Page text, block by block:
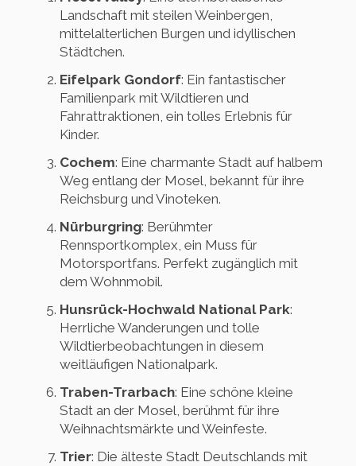
Landschaft mit steilen Weinbergen,
mittelalterlichen Burgen und idyllischen
Städtchen.
Eifelpark Gondorf: Ein fantastischer
Familienpark mit Wildtieren und
Fahrattraktionen, ein tolles Erlebnis für
Kinder.
Cochem: Eine charmante Stadt auf halbem
Weg entlang der Mosel, bekannt für ihre
Reichsburg und Vinoteken.
Nürburgring: Berühmter
Rennsportkomplex, ein Muss für
Motorsportfans. Perfekt zugänglich mit
dem Wohnmobil.
Hunsrück-Hochwald National Park:
Herrliche Wanderungen und tolle
Wildtierbeobachtungen in diesem
weitläufigen Nationalpark.
Traben-Trarbach: Eine schöne kleine
Stadt an der Mosel, berühmt für ihre
Weihnachtsmärkte und Weinfeste.
Trier: Die älteste Stadt Deutschlands mit